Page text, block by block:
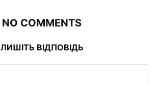
NO COMMENTS
ЛИШІТЬ ВІДПОВІДЬ